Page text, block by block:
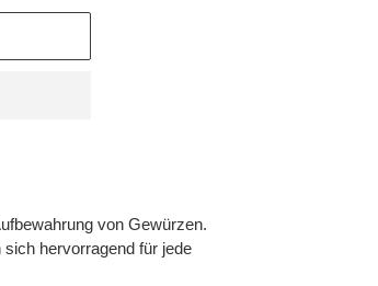
von Gewürzen.
hervorragend für jede